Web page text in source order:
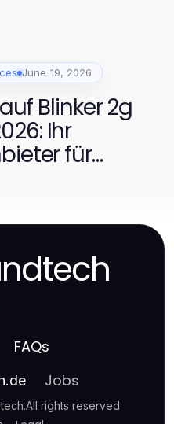
June 19, 2026
Blinker 2g
Ihr
für
FAQs
Jobs
.All rights reserved